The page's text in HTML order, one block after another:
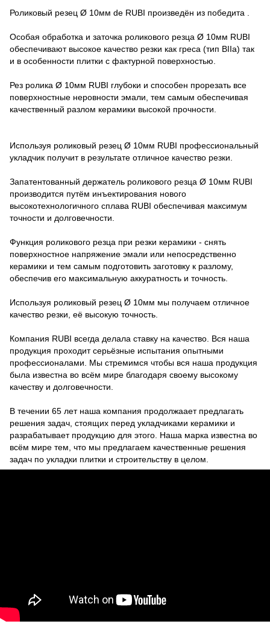
Роликовый резец Ø 10мм de RUBI произведён из победита .
Особая обработка и заточка роликового резца Ø 10мм RUBI
обеспечивают высокое качество резки как греса (тип BIIa) так
и в особенности плитки с фактурной поверхностью.
Рез ролика Ø 10мм RUBI глубоки и способен прорезать все
поверхностные неровности эмали, тем самым обеспечивая
качественный разлом керамики высокой прочности.
Используя роликовый резец Ø 10мм RUBI профессиональный
укладчик получит в результате отличное качество резки.
Запатентованный держатель роликового резца Ø 10мм RUBI
производится путём инъектирования нового
высокотехнологичного сплава RUBI обеспечивая максимум
точности и долговечности.
Функция роликового резца при резки керамики - снять
поверхностное напряжение эмали или непосредственно
керамики и тем самым подготовить заготовку к разлому,
обеспечив его максимальную аккуратность и точность.
Используя роликовый резец Ø 10мм мы получаем отличное
качество резки, её высокую точность.
Компания RUBI всегда делала ставку на качество. Вся наша
продукция проходит серьёзные испытания опытными
профессионалами. Мы стремимся чтобы вся наша продукция
была известна во всём мире благодаря своему высокому
качеству и долговечности.
В течении 65 лет наша компания продолжаает предлагать
решения задач, стоящих перед укладчиками керамики и
разрабатывает продукцию для этого. Наша марка известна во
всём мире тем, что мы предлагаем качественные решения
задач по укладки плитки и строительству в целом.